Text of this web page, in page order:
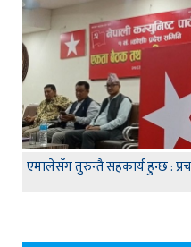
एमालेसँग तुरुन्तै सहकार्य हुन्छ :